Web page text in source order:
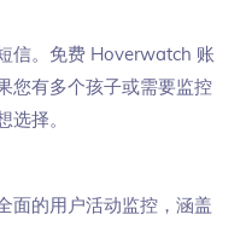
信。免费 Hoverwatch 账
您有多个孩子或需要监控
选择。
面的用户活动监控，涵盖